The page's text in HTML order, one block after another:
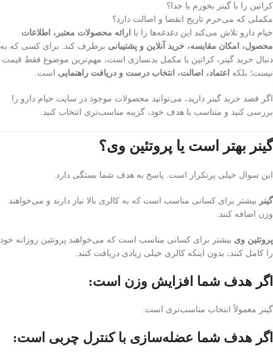
کراتین را با گینر بخورم یا جدا؟
مکملی که می‌خرم تاریخ انقضا و اصالت دارد؟
خیام دارو تلاش می‌کند این دغدغه‌ها را با ارائه محصولات معتبر، اطلاعات
محصول، امکان مقایسه، خرید آنلاین و پشتیبانی برطرف کند. برای کسی که به
دنبال خرید گینر، کراتین یا مکمل بدنسازی است، مهم‌ترین موضوع فقط قیمت
نیست؛ بلکه اعتماد، اصالت، انتخاب درست و دریافت راهنمایی است.
اگر قصد خرید گینر دارید، می‌توانید محصولات موجود در سایت خیام دارو را
بررسی کنید و متناسب با هدف خود، گزینه مناسب‌تری انتخاب کنید.
گینر بهتر است یا پروتئین وی؟
این سوال خیلی پرتکرار است. پاسخ به هدف شما بستگی دارد.
گینر بیشتر برای کسانی مناسب است که به کالری بالا نیاز دارند و می‌خواهند
وزن اضافه کنند.
پروتئین وی بیشتر برای کسانی مناسب است که می‌خواهند پروتئین روزانه خود
را کامل کنند، بدون اینکه کالری خیلی زیادی دریافت کنند.
اگر هدف شما افزایش وزن است:
گینر معمولاً انتخاب مناسب‌تری است.
اگر هدف شما عضله‌سازی با کنترل چربی است: